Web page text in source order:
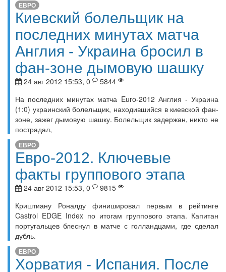
ЕВРО
Киевский болельщик на
последних минутах матча
Англия - Украина бросил в
фан-зоне дымовую шашку
24 авг 2012 15:53, 0
5844
На последних минутах матча Euro-2012 Англия - Украина
(1:0) украинский болельщик, находившийся в киевской фан-
зоне, зажег дымовую шашку. Болельщик задержан, никто не
пострадал,
ЕВРО
Евро-2012. Ключевые
факты группового этапа
24 авг 2012 15:53, 0
9815
Криштиану Роналду финишировал первым в рейтинге
Castrol EDGE Index по итогам группового этапа. Капитан
португальцев блеснул в матче с голландцами, где сделал
дубль.
ЕВРО
Хорватия - Испания. После